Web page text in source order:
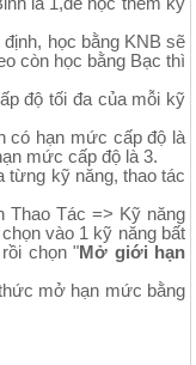
học bằng KNB sẽ
còn học bằng Bạc thì
độ tối đa của mỗi kỹ
có hạn mức cấp độ là
mức cấp độ là 3.
từng kỹ năng, thao tác
Thao Tác => Kỹ năng
vào 1 kỹ năng bất
chọn "Mở giới hạn
mở hạn mức bằng